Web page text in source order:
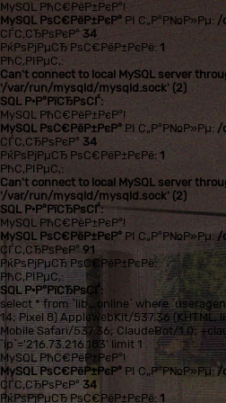
MySQL РћС€РёР±РєР°!
MySQL РѕС€РёР±РєР° РІ С„Р°Р№Р»Рµ: /
СЃС‚СЂРѕРєР° 34
РќРѕРјРµСЂ РѕС€РёР±РєРё: 1
РћС‚РІРµС‚:
Can't connect to local MySQL server
'/var/run/mysqld/mysqld.sock' (2)
SQL Р·Р°РїСЂРѕСЃ:
MySQL РћС€РёР±РєР°!
MySQL РѕС€РёР±РєР° РІ С„Р°Р№Р»Рµ: /
СЃС‚СЂРѕРєР° 34
РќРѕРјРµСЂ РѕС€РёР±РєРё: 1
РћС‚РІРµС‚:
Can't connect to local MySQL server
'/var/run/mysqld/mysqld.sock' (2)
SQL Р·Р°РїСЂРѕСЃ:
MySQL РћС€РёР±РєР°!
MySQL РѕС€РёР±РєР° РІ С„Р°Р№Р»Рµ: /
СЃС‚СЂРѕРєР° 91
РќРѕРјРµСЂ РѕС€РёР±РєРё:
РћС‚РІРµС‚:
SQL Р·Р°РїСЂРѕСЃ:
select * from `lib_online` where
14; Pixel 8) AppleWebKit/537.36 (KHTML,
Mobile Safari/537.36; ClaudeBot/1.0;
`ip`='216.73.216.183' limit 1
MySQL РћС€РёР±РєР°!
MySQL РѕС€РёР±РєР° РІ С„Р°Р№Р»Рµ:/
СЃС‚СЂРѕРєР°34
РќРѕРјРµСЂ РѕС€РёР±РєРё: 1